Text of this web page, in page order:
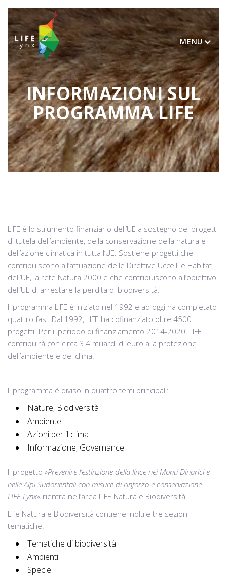
MENU
INFORMAZIONI SUL
PROGRAMMA LIFE
LIFE è lo strumento finanziario dell’UE a sostegno dei progetti
di tutela dell’ambiente, della conservazione della natura e
dell’azione climatica in tutta l’UE. Sostiene progetti che
contribuiscono all’attuazione delle Direttive Uccelli e Habitat
dell’UE, la rete Natura 2000 e che contribuiscono all’obiettivo
dell’UE di arrestare la perdita di biodiversità.
Il programma LIFE è iniziato nel 1992 e ad oggi ha completato
quattro fasi. Dal 1992, LIFE ha cofinanziato oltre 4500
progetti. Per il periodo di finanziamento 2014-2020, LIFE
contribuirà con circa 3,4 miliardi di euro alla protezione
dell’ambiente e del clima.
Il programma é diviso in quattro temi principali:
Nature, Biodiversità
Ambiente
Azioni per il clima
Informazione, Governance
Il progetto »Prevenire l’estinzione della lince nei Monti Dinarici e
nelle Alpi Sudorientali con misure di rinforzo e conservazione –
LIFE Lynx« rientra nell’area LIFE Natura e Biodiversità.
Life Natura e Biodiversità contiene inoltre tre sezioni
tematiche:
Tematiche di biodiversità
Ambienti
Specie